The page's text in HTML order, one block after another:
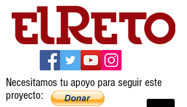
Necesitamos tu apoyo para seguir este
proyecto: